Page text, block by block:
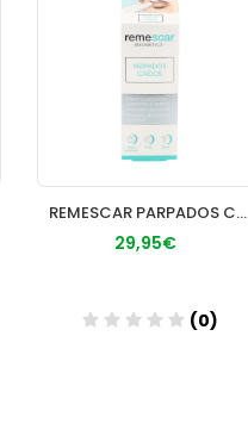
REMESCAR PARPADOS CAIDOS 1 ENVASE 8 ml
29,95€
(0)